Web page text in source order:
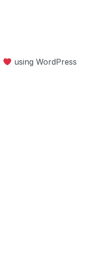
using WordPress